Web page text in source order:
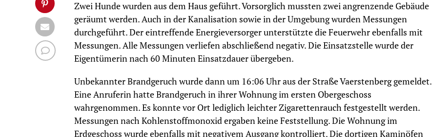
Zwei Hunde wurden aus dem Haus geführt. Vorsorglich mussten zwei angrenzende Gebäude
geräumt werden. Auch in der Kanalisation sowie in der Umgebung wurden Messungen
durchgeführt. Der eintreffende Energieversorger unterstützte die Feuerwehr ebenfalls mit
Messungen. Alle Messungen verliefen abschließend negativ. Die Einsatzstelle wurde der
Eigentümerin nach 60 Minuten Einsatzdauer übergeben.
Unbekannter Brandgeruch wurde dann um 16:06 Uhr aus der Straße Vaerstenberg gemeldet.
Eine Anruferin hatte Brandgeruch in ihrer Wohnung im ersten Obergeschoss
wahrgenommen. Es konnte vor Ort lediglich leichter Zigarettenrauch festgestellt werden.
Messungen nach Kohlenstoffmonoxid ergaben keine Feststellung. Die Wohnung im
Erdgeschoss wurde ebenfalls mit negativem Ausgang kontrolliert. Die dortigen Kaminöfen